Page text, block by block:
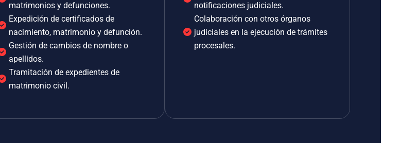
matrimonios y defunciones.
Expedición de certificados de
nacimiento, matrimonio y defunción.
Gestión de cambios de nombre o
apellidos.
Tramitación de expedientes de
matrimonio civil.
notificaciones judiciales.
Colaboración con otros órganos
judiciales en la ejecución de trámites
procesales.